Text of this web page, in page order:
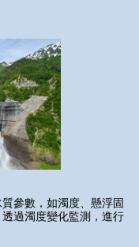
參數，如濁度、懸浮固
過濁度變化監測，進行